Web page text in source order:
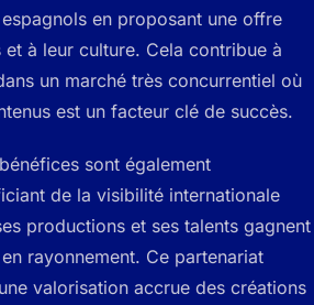
en proposant une offre
à leur culture. Cela contribue à
un marché très concurrentiel où
est un facteur clé de succès.
sont également
de la visibilité internationale
productions et ses talents gagnent
rayonnement. Ce partenariat
valorisation accrue des créations